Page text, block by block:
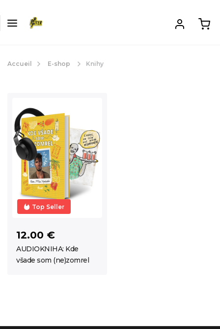
Accueil E-shop Knihy
Top Seller
12.00 €
AUDIOKNIHA: Kde
všade som (ne)zomrel